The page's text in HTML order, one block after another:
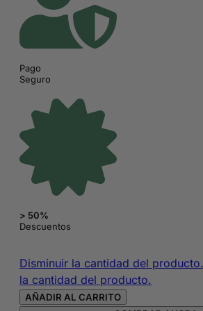
Pago
Seguro
> 50%
Descuentos
Disminuir la cantidad del producto.
la cantidad del producto.
AÑADIR AL CARRITO